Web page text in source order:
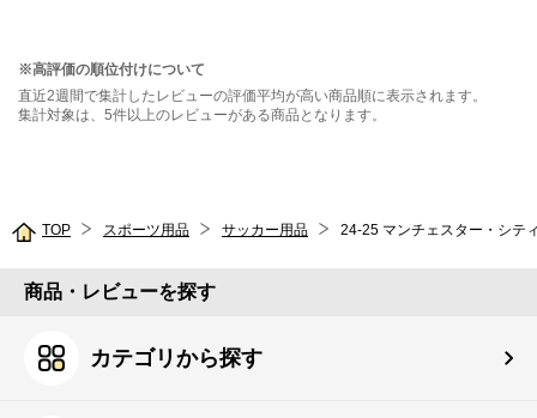
※高評価の順位付けについて
直近2週間で集計したレビューの評価平均が高い商品順に表示されます。
集計対象は、5件以上のレビューがある商品となります。
TOP スポーツ用品 サッカー用品 24-25 マンチェスター・シテ
商品・レビューを探す
カテゴリから探す